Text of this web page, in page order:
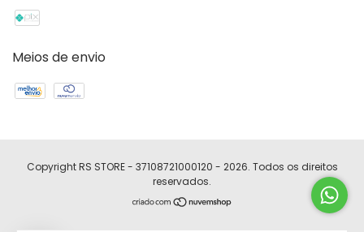
Meios de envio
Copyright RS STORE - 37108721000120 - 2026. Todos os direitos
reservados.